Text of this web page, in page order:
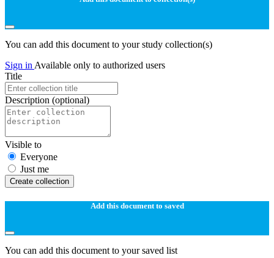
You can add this document to your study collection(s)
Sign in Available only to authorized users
Title
Description (optional)
Visible to
Everyone
Just me
Create collection
Add this document to saved
You can add this document to your saved list